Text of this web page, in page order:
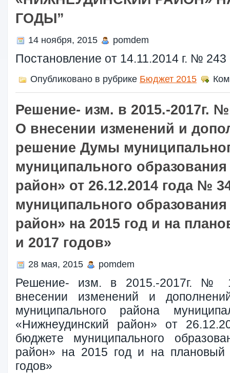
ГОДЫ”
14 ноября, 2015 pomdem
Постановление от 14.11.2014 г. № 243
Опубликовано в рубрике Бюджет 2015
Решение- изм. в 2015.-2017г. №
О внесении изменений и
решение Думы
муниципального
район» от 26.12.2014 года №
муниципального
район» на 2015 год и на
и 2017 годов»
28 мая, 2015 pomdem
Решение- изм. в 2015.-2017г. №
внесении изменений и
муниципального района
«Нижнеудинский район» от
бюджете муниципального
район» на 2015 год и на
годов»